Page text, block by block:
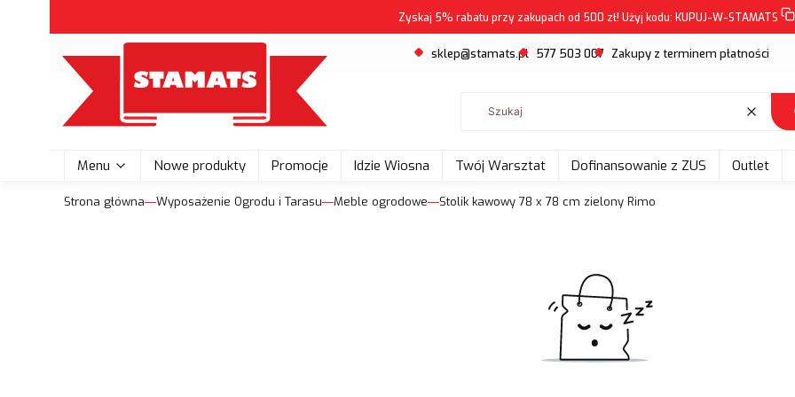
Zyskaj 5% rabatu przy zakupach od 500 zł! Użyj kodu: KUPUJ-W-STAMATS
sklep@stamats.pl 577 503 007 Zakupy z terminem płatności
Wyczyść
Menu Nowe produkty Promocje Idzie Wiosna Twój Warsztat Dofinansowanie z ZUS Outlet
Strona główna Wyposażenie Ogrodu i Tarasu Meble ogrodowe Stolik kawowy 78 x 78 cm zielony Rimo